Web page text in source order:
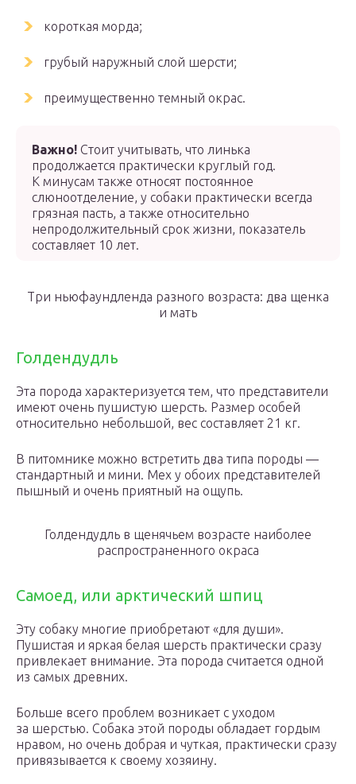
короткая морда;
грубый наружный слой шерсти;
преимущественно темный окрас.
Важно! Стоит учитывать, что линька
продолжается практически круглый год.
К минусам также относят постоянное
слюноотделение, у собаки практически всегда
грязная пасть, а также относительно
непродолжительный срок жизни, показатель
составляет 10 лет.
Три ньюфаундленда разного возраста: два щенка
и мать
Голдендудль
Эта порода характеризуется тем, что представители
имеют очень пушистую шерсть. Размер особей
относительно небольшой, вес составляет 21 кг.
В питомнике можно встретить два типа породы —
стандартный и мини. Мех у обоих представителей
пышный и очень приятный на ощупь.
Голдендудль в щенячьем возрасте наиболее
распространенного окраса
Самоед, или арктический шпиц
Эту собаку многие приобретают «для души».
Пушистая и яркая белая шерсть практически сразу
привлекает внимание. Эта порода считается одной
из самых древних.
Больше всего проблем возникает с уходом
за шерстью. Собака этой породы обладает гордым
нравом, но очень добрая и чуткая, практически сразу
привязывается к своему хозяину.